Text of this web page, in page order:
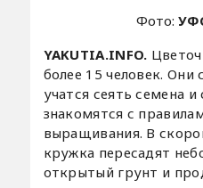
Фото:
YAKUTIA.INFO.
более 15 человек. Они
учатся сеять семена
знакомятся с
выращивания. В
кружка пересадят
открытый грунт и